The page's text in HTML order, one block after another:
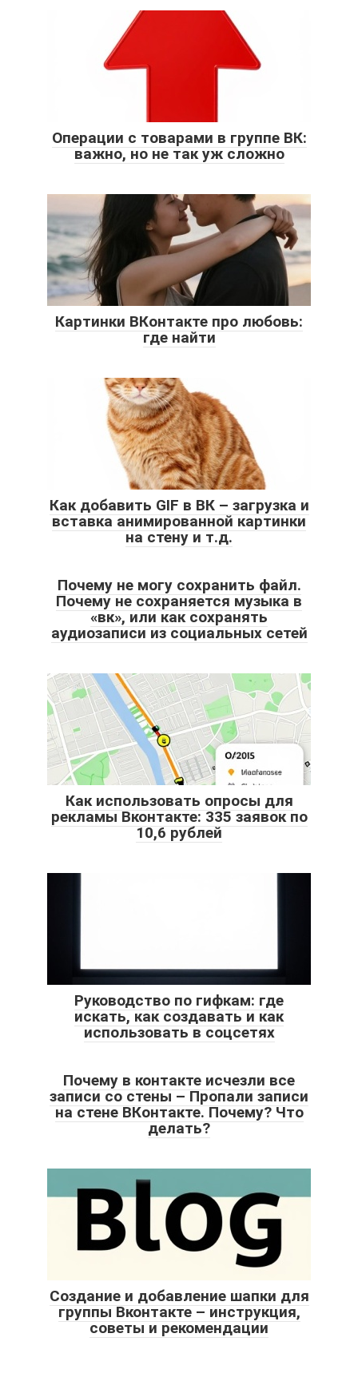
Операции с товарами в группе ВК:
важно, но не так уж сложно
Картинки ВКонтакте про любовь:
где найти
Как добавить GIF в ВК – загрузка и
вставка анимированной картинки
на стену и т.д.
Почему не могу сохранить файл.
Почему не сохраняется музыка в
«вк», или как сохранять
аудиозаписи из социальных сетей
Как использовать опросы для
рекламы Вконтакте: 335 заявок по
10,6 рублей
Руководство по гифкам: где
искать, как создавать и как
использовать в соцсетях
Почему в контакте исчезли все
записи со стены – Пропали записи
на стене ВКонтакте. Почему? Что
делать?
Создание и добавление шапки для
группы Вконтакте – инструкция,
советы и рекомендации